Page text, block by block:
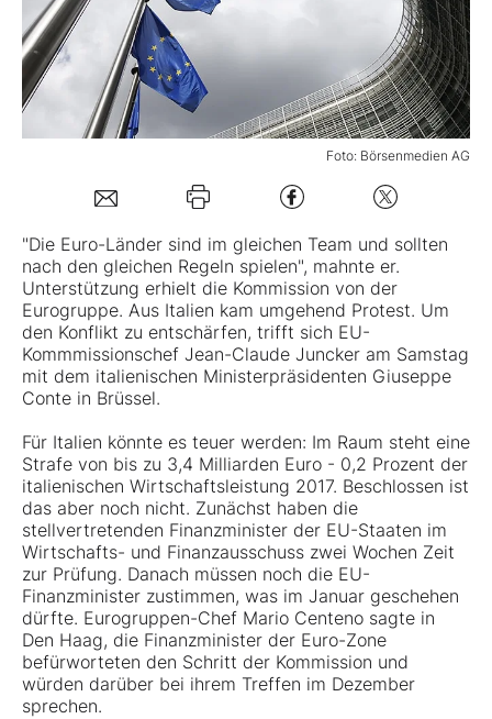
Experten
Mein B:O
Folgen Sie uns
Kontakt
Foto: Börsenmedien AG
"Die Euro-Länder sind im gleichen Team und sollten
nach den gleichen Regeln spielen", mahnte er.
Unterstützung erhielt die Kommission von der
Eurogruppe. Aus Italien kam umgehend Protest. Um
den Konflikt zu entschärfen, trifft sich EU-
Kommmissionschef Jean-Claude Juncker am Samstag
mit dem italienischen Ministerpräsidenten Giuseppe
Conte in Brüssel.
Für Italien könnte es teuer werden: Im Raum steht eine
Strafe von bis zu 3,4 Milliarden Euro - 0,2 Prozent der
italienischen Wirtschaftsleistung 2017. Beschlossen ist
das aber noch nicht. Zunächst haben die
stellvertretenden Finanzminister der EU-Staaten im
Wirtschafts- und Finanzausschuss zwei Wochen Zeit
zur Prüfung. Danach müssen noch die EU-
Finanzminister zustimmen, was im Januar geschehen
dürfte. Eurogruppen-Chef Mario Centeno sagte in
Den Haag, die Finanzminister der Euro-Zone
befürworteten den Schritt der Kommission und
würden darüber bei ihrem Treffen im Dezember
sprechen.